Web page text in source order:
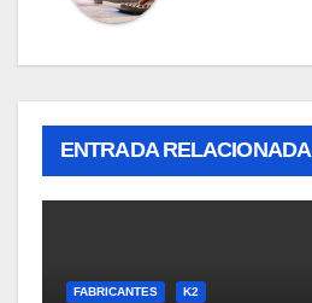
ENTRADA RELACIONADA
FABRICANTES K2